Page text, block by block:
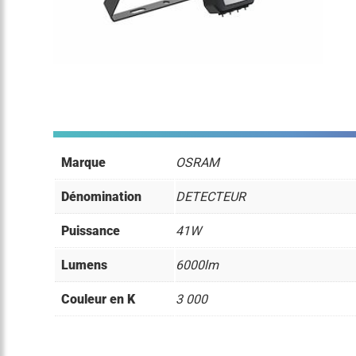
Marque OSRAM
Dénomination DETECTEUR
Puissance 41W
Lumens 6000lm
Couleur en K 3 000